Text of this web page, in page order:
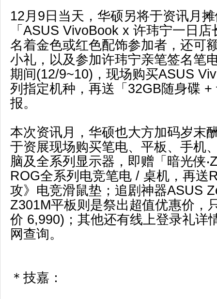
12月9日当天，华硕另将于资讯月
「ASUS VivoBook x 许玮宁一日
名着金色或红色配饰参加者，还可
小礼，以及参加许玮宁亲笔签名笔
期间(12/9~10)，现场购买ASUS
列指定机种，再送「32GB随身碟 +
报。
本次资讯月，华硕也大方加码岁末
于资展现场购买笔电、平板、手机
脑及全系列显示器，即赠「暗光侠
ROG全系列电竞笔电 / 桌机，再送
攻》电竞滑鼠垫；追剧神器ASUS
Z301M平板则是祭出超值优惠价，
价 6,990)；其他还有线上登录礼详
网查询。
＊技嘉：